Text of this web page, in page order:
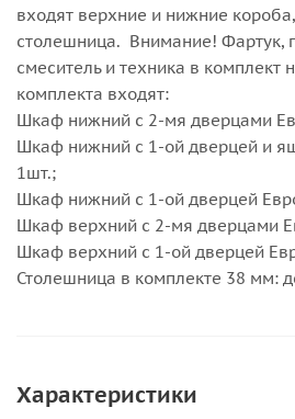
входят верхние и нижние
столешница. Внимание! Фартук,
смеситель и техника в комплект
комплекта входят:
Шкаф нижний с 2-мя дверцами
Шкаф нижний с 1-ой дверцей и
1шт.;
Шкаф нижний с 1-ой дверцей
Шкаф верхний с 2-мя дверцами
Шкаф верхний с 1-ой дверцей
Столешница в комплекте 38 мм:
Характеристики